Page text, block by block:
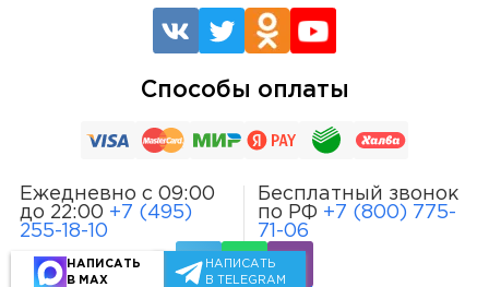
Ежедневно с 09:00
до 22:00 +7 (495)
255-18-10
Бесплатный звонок
по РФ +7 (800) 775-
71-06
Способы оплаты
НАПИСАТЬ
В TELEGRAM
НАПИСАТЬ
В MAX